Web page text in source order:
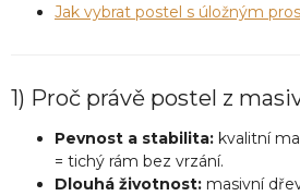
Jak vybrat postel s úložným
1) Proč právě postel z
Pevnost a stabilita: kvalitní
= tichý rám bez vrzání.
Dlouhá životnost: masivní